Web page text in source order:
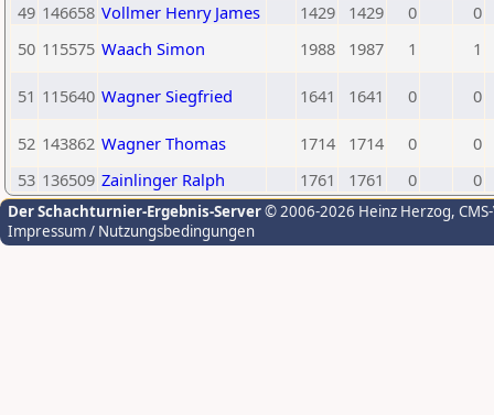
49 146658 Vollmer Henry James 1429 1429 0
0
50 115575 Waach Simon 1988 1987 1 1
51 115640 Wagner Siegfried 1641 1641 0 0
52 143862 Wagner Thomas 1714 1714 0
0
53 136509 Zainlinger Ralph 1761 1761 0 0
Der Schachturnier-Ergebnis-Server© 2006-2026 Heinz Herzog,
Impressum / Nutzungsbedingungen